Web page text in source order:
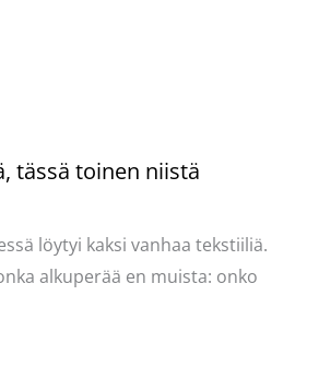
tässä toinen niistä
löytyi kaksi vanhaa tekstiiliä.
alkuperää en muista: onko